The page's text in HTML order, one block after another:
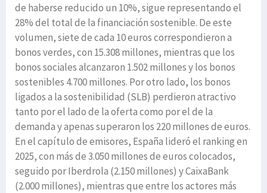
de haberse reducido un 10%, sigue representando el
28% del total de la financiación sostenible. De este
volumen, siete de cada 10 euros correspondieron a
bonos verdes, con 15.308 millones, mientras que los
bonos sociales alcanzaron 1.502 millones y los bonos
sostenibles 4.700 millones. Por otro lado, los bonos
ligados a la sostenibilidad (SLB) perdieron atractivo
tanto por el lado de la oferta como por el de la
demanda y apenas superaron los 220 millones de euros.
En el capítulo de emisores, España lideró el ranking en
2025, con más de 3.050 millones de euros colocados,
seguido por Iberdrola (2.150 millones) y CaixaBank
(2.000 millones), mientras que entre los actores más